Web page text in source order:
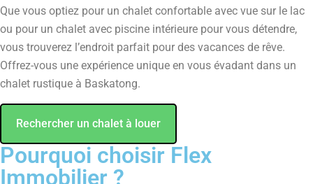
Que vous optiez pour un chalet confortable avec vue sur le lac
ou pour un chalet avec piscine intérieure pour vous détendre,
vous trouverez l’endroit parfait pour des vacances de rêve.
Offrez-vous une expérience unique en vous évadant dans un
chalet rustique à Baskatong.
Rechercher un chalet à louer
Pourquoi choisir Flex
Immobilier ?